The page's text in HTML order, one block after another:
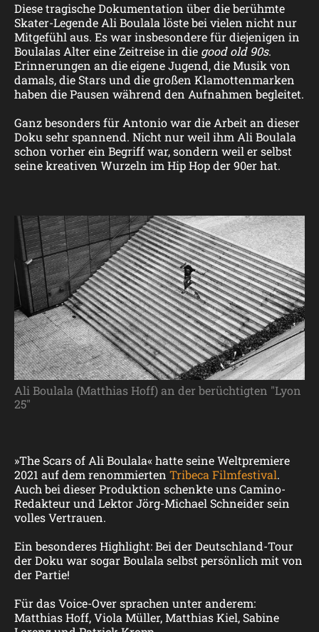
Diese tragische Dokumentation über die berühmte
Skater-Legende Ali Boulala löste bei vielen nicht nur
Mitgefühl aus. Es war insbesondere für diejenigen in
Boulalas Alter eine Zeitreise in die good old 90s.
Erinnerungen an die eigene Jugend, die Musik von
damals, die Stars und die großen Klamottenmarken
haben die Pausen während den Aufnahmen begleitet.
Ganz besonders für Antonio war die Arbeit an dieser
Doku sehr spannend. Nicht nur weil ihm Ali Boulala
schon vorher ein Begriff war, sondern weil er selbst
seine kreativen Wurzeln im Hip Hop der 90er hat.
Ali Boulala (Matthias Hoff) an der berüchtigten "Lyon
25"
»The Scars of Ali Boulala« hatte seine Weltpremiere
2021 auf dem renommierten Tribeca Filmfestival.
Auch bei dieser Produktion schenkte uns Camino-
Redakteur und Lektor Jörg-Michael Schneider sein
volles Vertrauen.
Ein besonderes Highlight: Bei der Deutschland-Tour
der Doku war sogar Boulala selbst persönlich mit von
der Partie!
Für das Voice-Over sprachen unter anderem:
Matthias Hoff, Viola Müller, Matthias Kiel, Sabine